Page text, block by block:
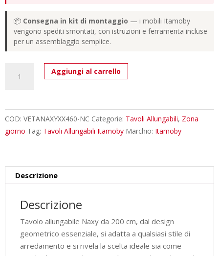
📦 Consegna in kit di montaggio — i mobili Itamoby
vengono spediti smontati, con istruzioni e ferramenta incluse
per un assemblaggio semplice.
allungabile
Naxy
noce
Aggiungi al carrello
COD: VETANAXYXX460-NC Categorie: Tavoli Allungabili, Zona
giorno Tag: Tavoli Allungabili Itamoby Marchio: Itamoby
Descrizione
Descrizione
Tavolo allungabile Naxy da 200 cm, dal design
geometrico essenziale, si adatta a qualsiasi stile di
arredamento e si rivela la scelta ideale sia come